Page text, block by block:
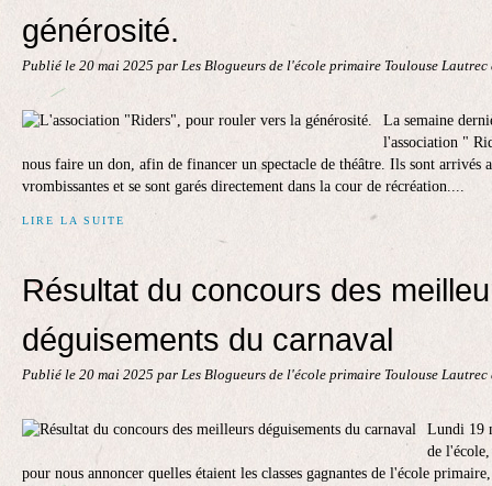
générosité.
Publié le 20 mai 2025 par Les Blogueurs de l'école primaire Toulouse Lautrec
La semaine
l'association "
nous faire un don, afin de financer un spectacle de théâtre. Ils sont arrivés
vrombissantes et se sont garés directement dans la cour de récréation....
LIRE LA SUITE
Résultat du concours des
déguisements du carnaval
Publié le 20 mai 2025 par Les Blogueurs de l'école primaire Toulouse Lautrec
Lundi 19
de
pour nous annoncer quelles étaient les classes gagnantes de l'école